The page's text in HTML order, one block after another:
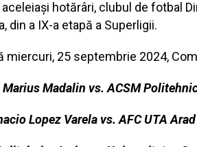
aceleiași hotărâri, clubul de fotbal
din a IX-a etapă a Superligii.
miercuri, 25 septembrie 2024,
Marius Madalin vs. ACSM
Lopez Varela vs. AFC UTA